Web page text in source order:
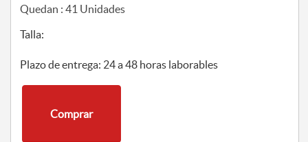
Quedan : 41 Unidades
Talla:
Plazo de entrega: 24 a 48 horas laborables
Comprar